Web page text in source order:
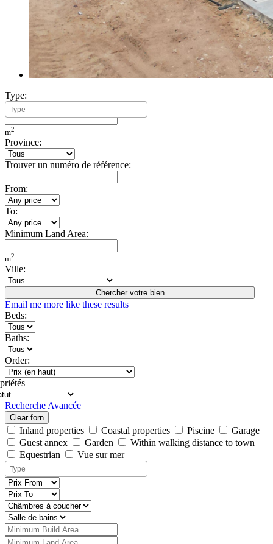
Type:
Minimum Build Area:
m2
Province:
Trouver un numéro de référence:
From:
To:
Minimum Land Area:
m2
Ville:
Chercher votre bien
Email me more like these results
Beds:
Baths:
Order:
Recherche Avancée
Clear forn
Inland properties Coastal properties Piscine
Garage
Guest annex
Garden
Within walking distance to town
Equestrian
Vue sur mer